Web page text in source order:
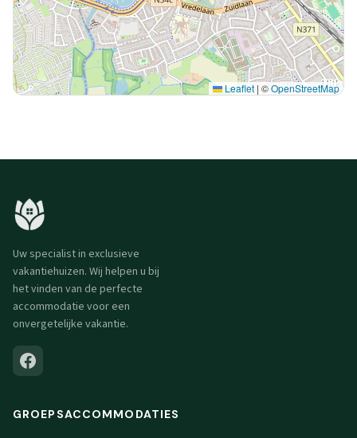
Leaflet | ©OpenStreetMap
Uw specialist in exclusieve
vakantiehuizen. Wij helpen u bij
het vinden van de perfecte
accommodatie voor een
onvergetelijke vakantie.
GROEPSACCOMMODATIES